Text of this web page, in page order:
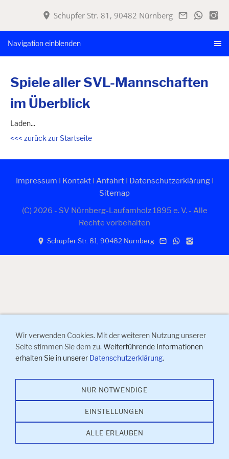
Schupfer Str. 81, 90482 Nürnberg
Navigation einblenden
Spiele aller SVL-Mannschaften
im Überblick
Laden...
<<< zurück zur Startseite
Impressum I KontaktI AnfahrtI DatenschutzerklärungI
Sitemap
(C) 2026 - SV Nürnberg-Laufamholz 1895 e. V. - Alle
Rechte vorbehalten
Schupfer Str. 81, 90482 Nürnberg
Wir verwenden Cookies. Mit der weiteren Nutzung unserer
Seite stimmen Sie dem zu. Weiterführende Informationen
erhalten Sie in unserer Datenschutzerklärung.
NUR NOTWENDIGE
EINSTELLUNGEN
ALLE ERLAUBEN